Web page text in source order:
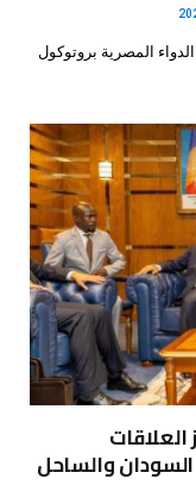
المصرية بروتوكول
والساحل